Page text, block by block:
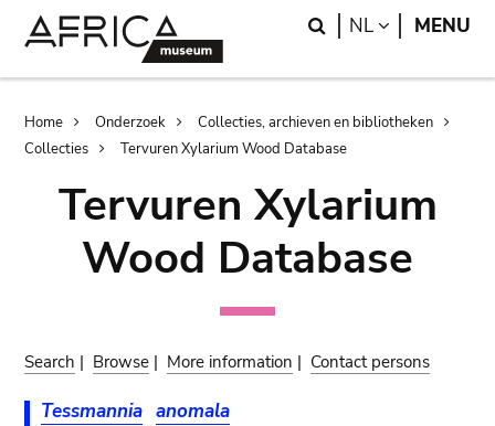
Search
NL LANGUAGE
MENU
Breadcrumb
Home Onderzoek
Collecties, archieven en bibliotheken
Collecties
Tervuren Xylarium Wood Database
Tervuren Xylarium
Wood Database
Search | Browse | More information | Contact persons
Tessmannia anomala